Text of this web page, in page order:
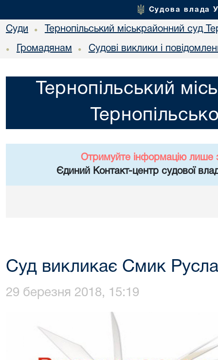
Судова влада
Суди • Тернопільський міськрайонний суд
• Громадянам • Судові виклики і
Тернопільський
Отримуйте інформацію лише
Єдиний Контакт-центр судової
Суд викликає Смик
29 березня 2018, 15:19